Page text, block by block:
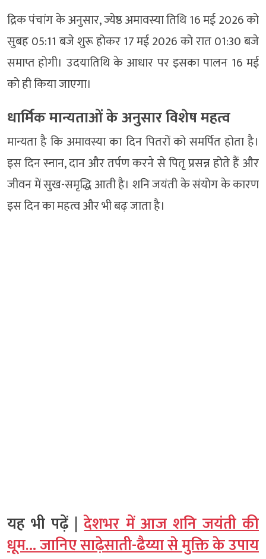
द्रिक पंचांग के अनुसार, ज्येष्ठ अमावस्या तिथि 16 मई 2026 को
सुबह 05:11 बजे शुरू होकर 17 मई 2026 को रात 01:30 बजे
समाप्त होगी। उदयातिथि के आधार पर इसका पालन 16 मई
को ही किया जाएगा।
धार्मिक मान्यताओं के अनुसार विशेष महत्व
मान्यता है कि अमावस्या का दिन पितरों को समर्पित होता है।
इस दिन स्नान, दान और तर्पण करने से पितृ प्रसन्न होते हैं और
जीवन में सुख-समृद्धि आती है। शनि जयंती के संयोग के कारण
इस दिन का महत्व और भी बढ़ जाता है।
यह भी पढ़ें |देशभर में आज शनि जयंती की
धूम… जानिए साढ़ेसाती-ढैय्या से मुक्ति के उपाय